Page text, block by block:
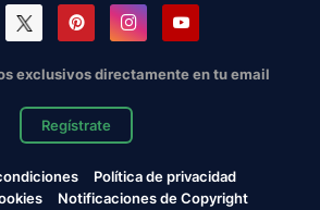
exclusivos directamente en tu email
Regístrate
Política de privacidad
Notificaciones de Copyright